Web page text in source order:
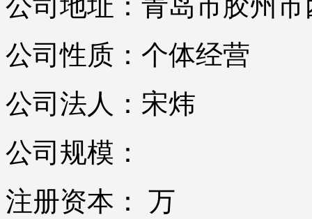
公司地址：青岛市胶州
公司性质：个体经营
公司法人：宋炜
公司规模：
注册资本： 万